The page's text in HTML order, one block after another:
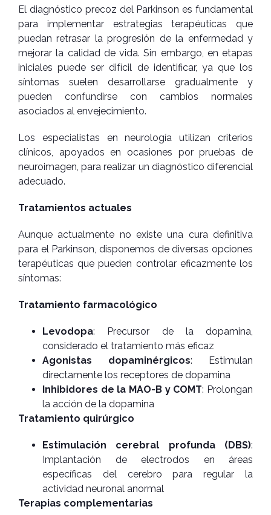
El diagnóstico precoz del Parkinson es fundamental
para implementar estrategias terapéuticas que
puedan retrasar la progresión de la enfermedad y
mejorar la calidad de vida. Sin embargo, en etapas
iniciales puede ser difícil de identificar, ya que los
síntomas suelen desarrollarse gradualmente y
pueden confundirse con cambios normales
asociados al envejecimiento.
Los especialistas en neurología utilizan criterios
clínicos, apoyados en ocasiones por pruebas de
neuroimagen, para realizar un diagnóstico diferencial
adecuado.
Tratamientos actuales
Aunque actualmente no existe una cura definitiva
para el Parkinson, disponemos de diversas opciones
terapéuticas que pueden controlar eficazmente los
síntomas:
Tratamiento farmacológico
Levodopa: Precursor de la dopamina,
considerado el tratamiento más eficaz
Agonistas dopaminérgicos: Estimulan
directamente los receptores de dopamina
Inhibidores de la MAO-B y COMT: Prolongan
la acción de la dopamina
Tratamiento quirúrgico
Estimulación cerebral profunda (DBS):
Implantación de electrodos en áreas
específicas del cerebro para regular la
actividad neuronal anormal
Terapias complementarias